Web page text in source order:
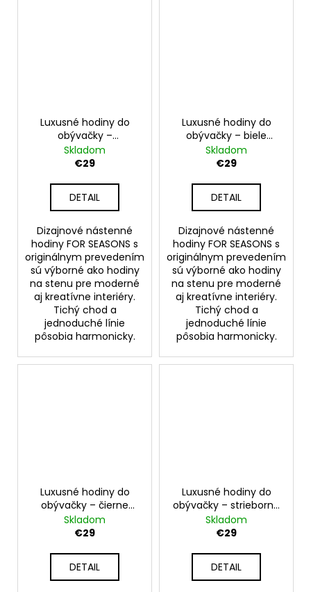
Luxusné hodiny do
obývačky –
antracitové nástenné
hodiny na stenu –
30 cm
Skladom
€29
DETAIL
Dizajnové nástenné
hodiny FOR SEASONS s
originálnym prevedením
sú výborné ako hodiny
na stenu pre moderné
aj kreatívne interiéry.
Tichý chod a
jednoduché línie
pôsobia harmonicky.
Luxusné hodiny do
obývačky – biele
nástenné hodiny na
stenu – model FOUR
Skladom
€29
DETAIL
Dizajnové nástenné
hodiny FOR SEASONS s
originálnym prevedením
sú výborné ako hodiny
na stenu pre moderné
aj kreatívne interiéry.
Tichý chod a
jednoduché línie
pôsobia harmonicky.
Luxusné hodiny do
obývačky – čierne
nástenné hodiny na
stenu – model FOUR
Skladom
€29
DETAIL
Luxusné hodiny do
obývačky – strieborné
nástenné hodiny na
stenu – model FOUR
Skladom
€29
DETAIL